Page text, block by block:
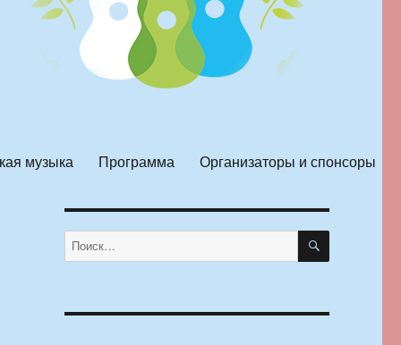
музыка Программа Организаторы и спонсоры
Искать: ПОИСК